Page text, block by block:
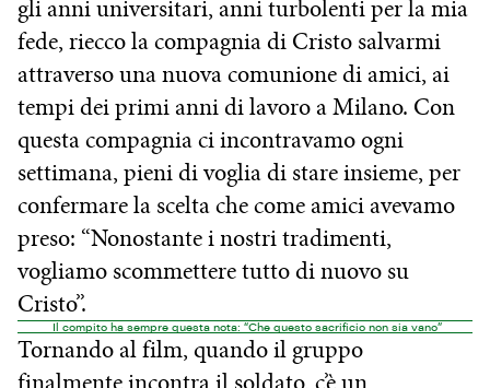
gli anni universitari, anni turbolenti per la mia
fede, riecco la compagnia di Cristo salvarmi
attraverso una nuova comunione di amici, ai
tempi dei primi anni di lavoro a Milano. Con
questa compagnia ci incontravamo ogni
settimana, pieni di voglia di stare insieme, per
confermare la scelta che come amici avevamo
preso: “Nonostante i nostri tradimenti,
vogliamo scommettere tutto di nuovo su
Cristo”.
Il compito ha sempre questa nota: “Che questo sacrificio non sia vano”
Tornando al film, quando il gruppo